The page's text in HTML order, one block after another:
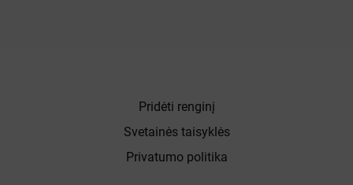
Pridėti renginį
Svetainės taisyklės
Privatumo politika